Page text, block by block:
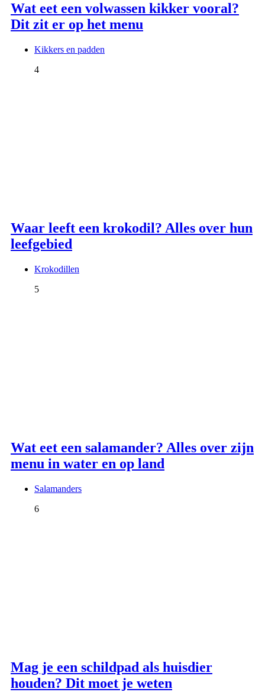
Wat eet een volwassen kikker vooral?
Dit zit er op het menu
Kikkers en padden
4
Waar leeft een krokodil? Alles over hun
leefgebied
Krokodillen
5
Wat eet een salamander? Alles over zijn
menu in water en op land
Salamanders
6
Mag je een schildpad als huisdier
houden? Dit moet je weten